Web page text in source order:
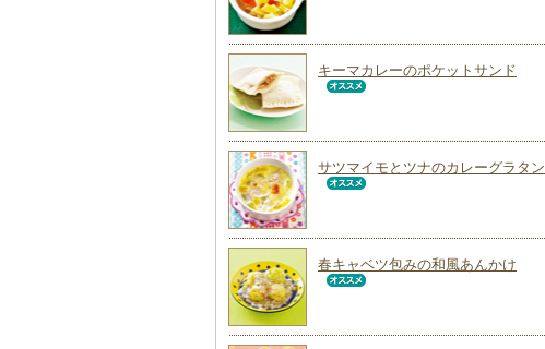
キーマカレーのポケットサンド
サツマイモとツナのカレーグラタン
春キャベツ包みの和風あんかけ